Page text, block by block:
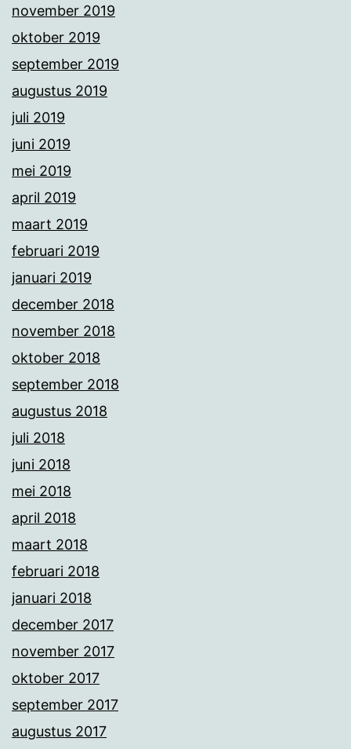
november 2019
oktober 2019
september 2019
augustus 2019
juli 2019
juni 2019
mei 2019
april 2019
maart 2019
februari 2019
januari 2019
december 2018
november 2018
oktober 2018
september 2018
augustus 2018
juli 2018
juni 2018
mei 2018
april 2018
maart 2018
februari 2018
januari 2018
december 2017
november 2017
oktober 2017
september 2017
augustus 2017